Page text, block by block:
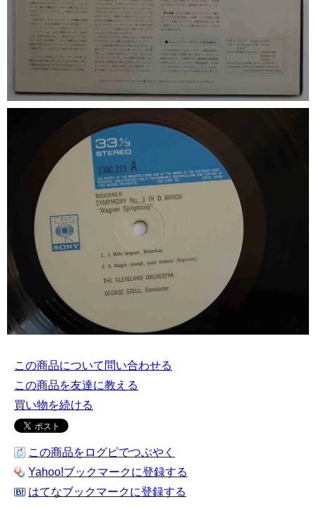
この商品について問い合わせる
この商品を友達に教える
買い物を続ける
この商品をログピでつぶやく
Yahoo!ブックマークに登録する
はてなブックマークに登録する